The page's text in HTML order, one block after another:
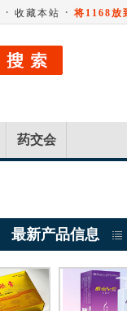
· 收藏本站 · 将1168放
药交会
最新产品信息